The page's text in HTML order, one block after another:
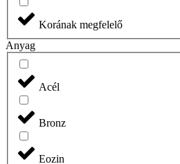
Korának megfelelő
Anyag
Acél
Bronz
Eozin